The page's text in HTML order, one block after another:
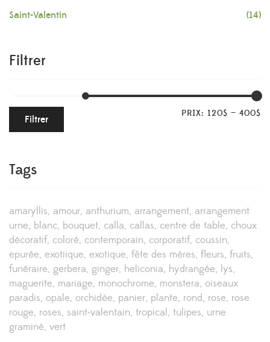
Saint-Valentin (14)
Filtrer
Filtrer PRIX: 120$ — 400$
Tags
amaryllis amour anthurium arrangement arrangement
urne blanc bouquet calla callas centre de table choux
décoratif coloré contemporain corporatif coussin
epurée exotiique exotique fête des mères fleurs fruits
funéraire gerbera ginger heliconia hydrangée lys
maguerite mariage monochrome monstera oiseaux
paradis opale orchidée panier plante rond rose rose
rouge roses saint-valentain tropical tulipes urne
graminé vert